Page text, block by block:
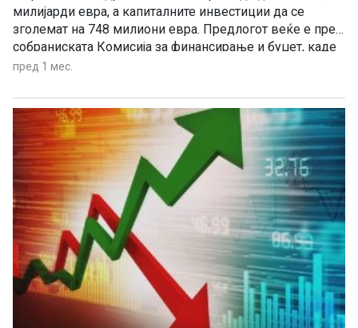
милијарди евра, а капиталните инвестиции да се
зголемат на 748 милиони евра. Предлогот веќе е пред
собраниската Комисија за финансирање и буџет, каде
се очекува десетдневна расправа пред гласањето на
пред 1 мес.